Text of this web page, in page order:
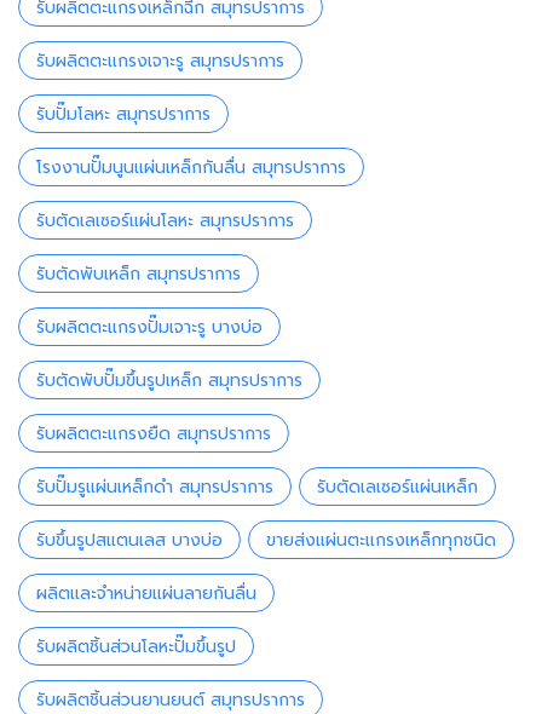
รับผลิตตะแกรงเหล็กฉีก สมุทรปราการ
รับผลิตตะแกรงเจาะรู สมุทรปราการ
รับปั๊มโลหะ สมุทรปราการ
โรงงานปั๊มนูนแผ่นเหล็กกันลื่น สมุทรปราการ
รับตัดเลเซอร์แผ่นโลหะ สมุทรปราการ
รับตัดพับเหล็ก สมุทรปราการ
รับผลิตตะแกรงปั๊มเจาะรู บางบ่อ
รับตัดพับปั๊มขึ้นรูปเหล็ก สมุทรปราการ
รับผลิตตะแกรงยืด สมุทรปราการ
รับปั๊มรูแผ่นเหล็กดำ สมุทรปราการ รับตัดเลเซอร์แผ่นเหล็ก
รับขึ้นรูปสแตนเลส บางบ่อ ขายส่งแผ่นตะแกรงเหล็กทุกชนิด
ผลิตและจำหน่ายแผ่นลายกันลื่น
รับผลิตชิ้นส่วนโลหะปั๊มขึ้นรูป
รับผลิตชิ้นส่วนยานยนต์ สมุทรปราการ